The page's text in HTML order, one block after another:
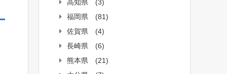
高知県
(3)
福岡県
(81)
佐賀県
(4)
長崎県
(6)
熊本県
(21)